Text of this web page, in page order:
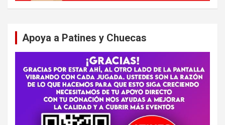
Apoya a Patines y Chuecas